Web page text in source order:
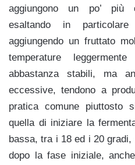
aggiungono un po’ più
esaltando in
aggiungendo un fruttato
temperature
abbastanza stabili, ma
eccessive, tendono a
pratica comune piuttosto
quella di iniziare la
bassa, tra i 18 ed i 20
dopo la fase iniziale,